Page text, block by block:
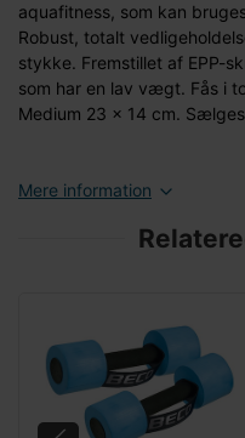
aquafitness, som kan
Robust, totalt
stykke. Fremstillet af EPP-
som har en lav vægt. Fås i
Medium 23 x 14 cm.
Mere information